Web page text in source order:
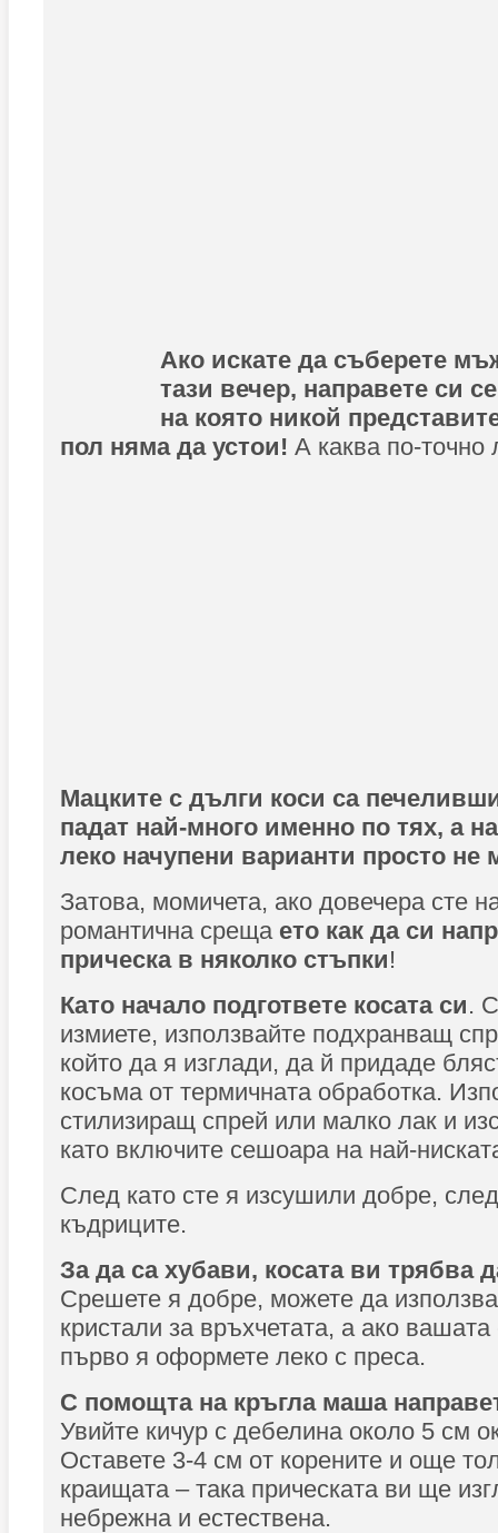
Ако искате да съберете
тази вечер, направете си
на която никой
пол няма да устои! А каква по-точно
Мацките с дълги коси са
падат най-много именно по тях, а
леко начупени варианти просто не
Затова, момичета, ако довечера сте
романтична среща ето как да си
прическа в няколко стъпки!
Като начало подгответе косата си.
измиете, използвайте подхранващ
който да я изглади, да й придаде
косъма от термичната обработка.
стилизиращ спрей или малко лак и
като включите сешоара на най-
След като сте я изсушили добре,
къдриците.
За да са хубави, косата ви трябва
Срешете я добре, можете да
кристали за връхчетата, а ако
първо я оформете леко с преса.
С помощта на кръгла маша
Увийте кичур с дебелина около 5 см
Оставете 3-4 см от корените и още
краищата – така прическата ви ще
небрежна и естествена.